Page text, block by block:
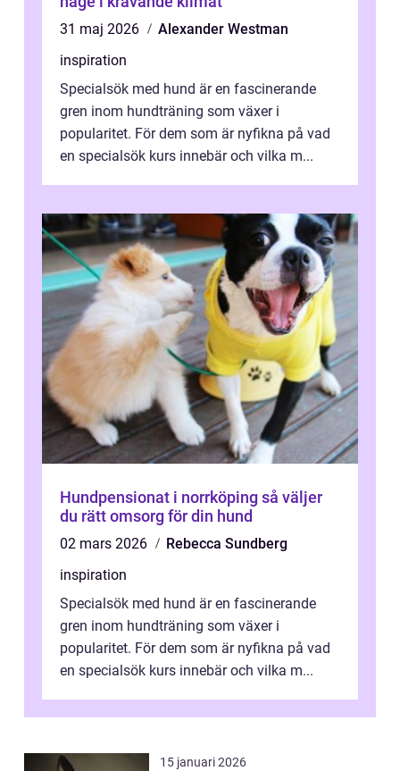
31 maj 2026
Alexander Westman
inspiration
Specialsök med hund är en fascinerande
gren inom hundträning som växer i
popularitet. För dem som är nyfikna på vad
en specialsök kurs innebär och vilka m...
Hundpensionat i norrköping så väljer
du rätt omsorg för din hund
02 mars 2026
Rebecca Sundberg
inspiration
Specialsök med hund är en fascinerande
gren inom hundträning som växer i
popularitet. För dem som är nyfikna på vad
en specialsök kurs innebär och vilka m...
15 januari 2026